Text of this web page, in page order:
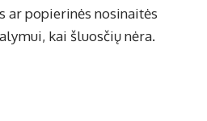
ar popierinės nosinaitės
kai šluosčių nėra.